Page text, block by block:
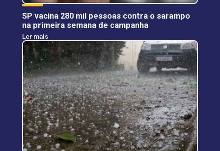
SP vacina 280 mil pessoas contra o sarampo
na primeira semana de campanha
Ler mais